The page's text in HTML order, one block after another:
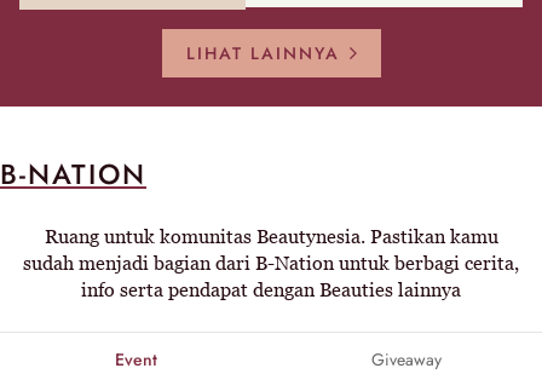
LIHAT LAINNYA
B-NATION
Ruang untuk komunitas Beautynesia. Pastikan kamu
sudah menjadi bagian dari B-Nation untuk berbagi cerita,
info serta pendapat dengan Beauties lainnya
Event Giveaway